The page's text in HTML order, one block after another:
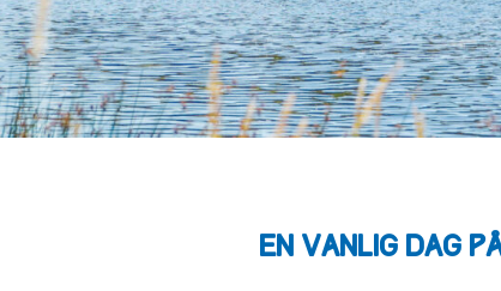
EN VANLIG DAG